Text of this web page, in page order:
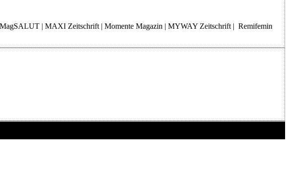
| MAXI Zeitschrift | Momente Magazin | MYWAY Zeitschrift | Remifemin